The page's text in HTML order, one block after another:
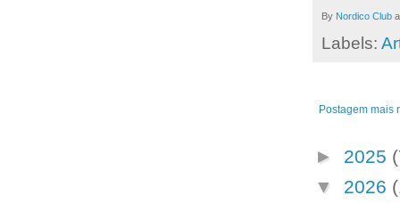
By Nordico Club
Labels:
Postagem mais
► 2025
▼ 2026